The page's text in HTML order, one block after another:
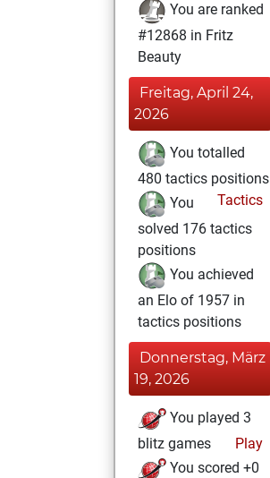
You are ranked
#12868 in Fritz
Beauty
Freitag, April 24,
2026
You totalled
480 tactics positions
Tactics
You
solved 176 tactics
positions
You achieved
an Elo of 1957 in
tactics positions
Donnerstag, März
19, 2026
You played 3
blitz games
Play
You scored +0